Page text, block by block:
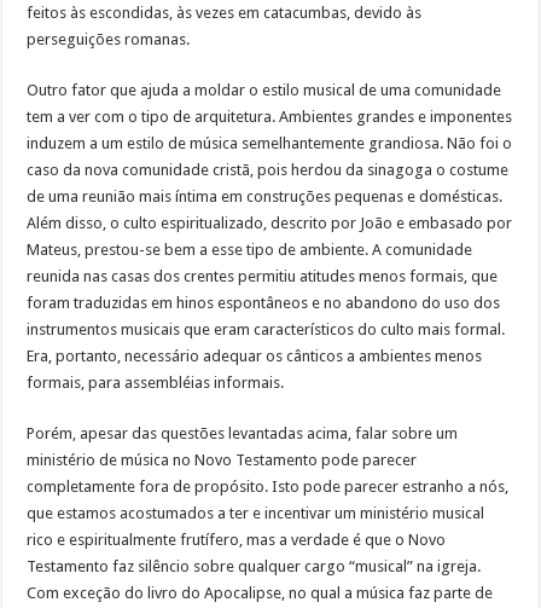
feitos às escondidas, às vezes em catacumbas, devido às
perseguições romanas.
Outro fator que ajuda a moldar o estilo musical de uma comunidade
tem a ver com o tipo de arquitetura. Ambientes grandes e imponentes
induzem a um estilo de música semelhantemente grandiosa. Não foi o
caso da nova comunidade cristã, pois herdou da sinagoga o costume
de uma reunião mais íntima em construções pequenas e domésticas.
Além disso, o culto espiritualizado, descrito por João e embasado por
Mateus, prestou-se bem a esse tipo de ambiente. A comunidade
reunida nas casas dos crentes permitiu atitudes menos formais, que
foram traduzidas em hinos espontâneos e no abandono do uso dos
instrumentos musicais que eram característicos do culto mais formal.
Era, portanto, necessário adequar os cânticos a ambientes menos
formais, para assembléias informais.
Porém, apesar das questões levantadas acima, falar sobre um
ministério de música no Novo Testamento pode parecer
completamente fora de propósito. Isto pode parecer estranho a nós,
que estamos acostumados a ter e incentivar um ministério musical
rico e espiritualmente frutífero, mas a verdade é que o Novo
Testamento faz silêncio sobre qualquer cargo “musical” na igreja.
Com exceção do livro do Apocalipse, no qual a música faz parte de